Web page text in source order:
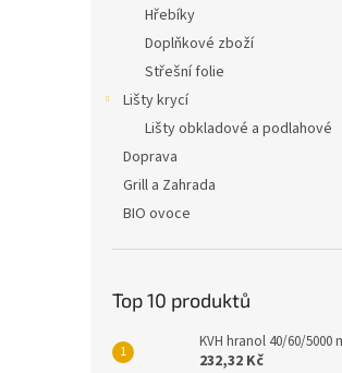
Hřebíky
Doplňkové zboží
Střešní folie
Lišty krycí
Lišty obkladové a podlahové
Doprava
Grill a Zahrada
BIO ovoce
Top 10 produktů
KVH hranol 40/60/5000
232,32 Kč